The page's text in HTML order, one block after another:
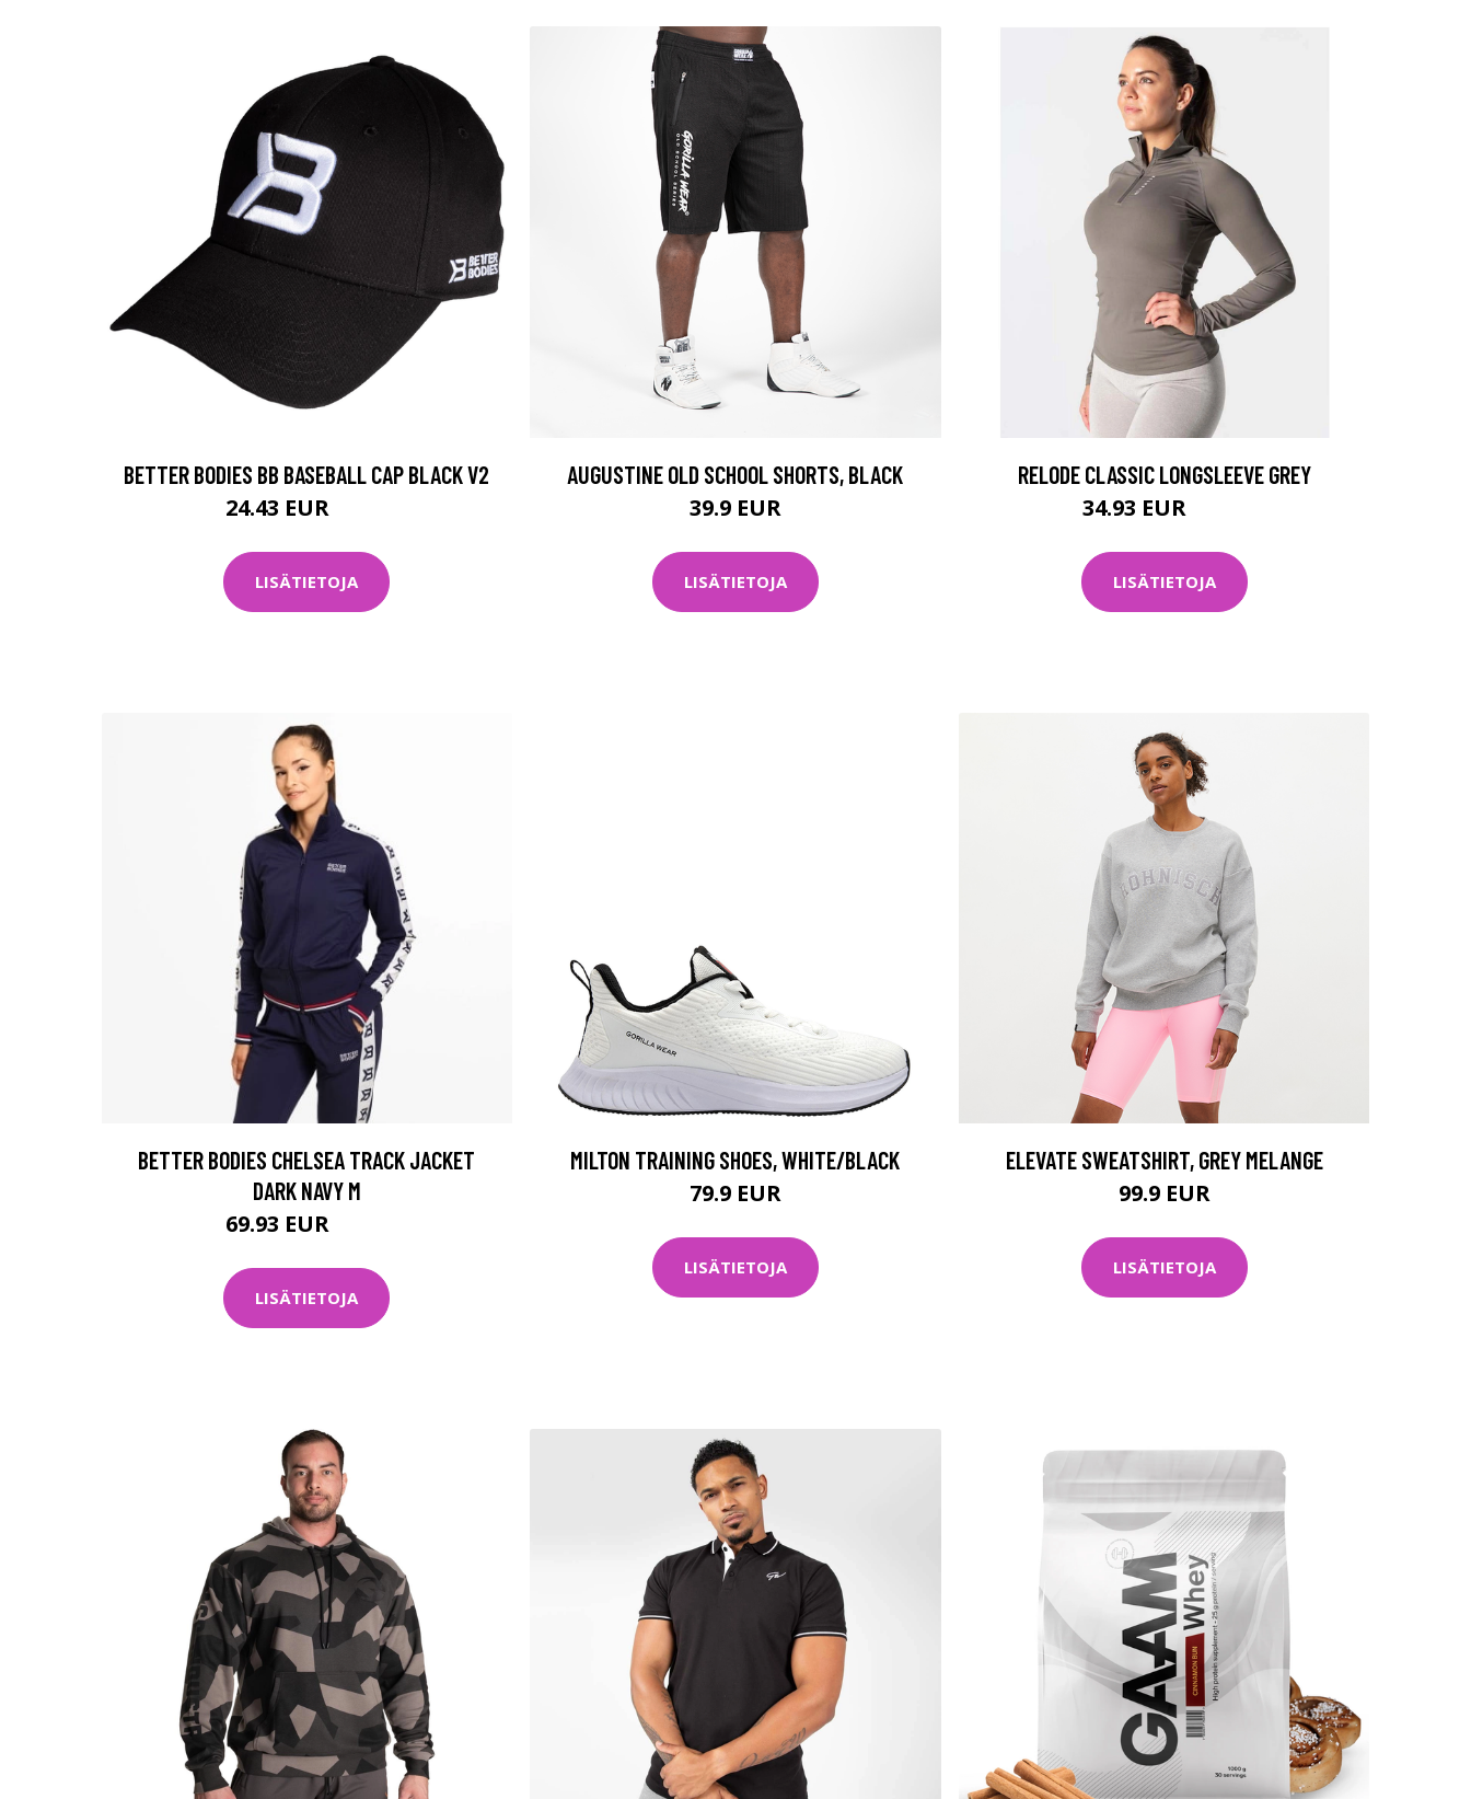
BETTER BODIES BB BASEBALL CAP BLACK V2
24.43 EUR
LISÄTIETOJA
AUGUSTINE OLD SCHOOL SHORTS, BLACK
39.9 EUR
LISÄTIETOJA
RELODE CLASSIC LONGSLEEVE GREY
34.93 EUR
LISÄTIETOJA
BETTER BODIES CHELSEA TRACK JACKET
DARK NAVY M
69.93 EUR
LISÄTIETOJA
MILTON TRAINING SHOES, WHITE/BLACK
79.9 EUR
LISÄTIETOJA
ELEVATE SWEATSHIRT, GREY MELANGE
99.9 EUR
LISÄTIETOJA